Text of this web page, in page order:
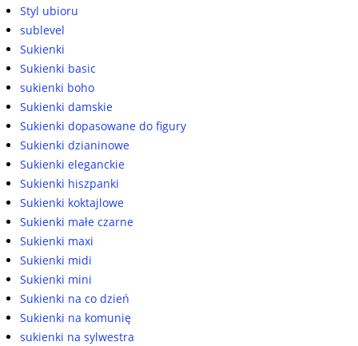
Styl ubioru
sublevel
Sukienki
Sukienki basic
sukienki boho
Sukienki damskie
Sukienki dopasowane do figury
Sukienki dzianinowe
Sukienki eleganckie
Sukienki hiszpanki
Sukienki koktajlowe
Sukienki małe czarne
Sukienki maxi
Sukienki midi
Sukienki mini
Sukienki na co dzień
Sukienki na komunię
sukienki na sylwestra